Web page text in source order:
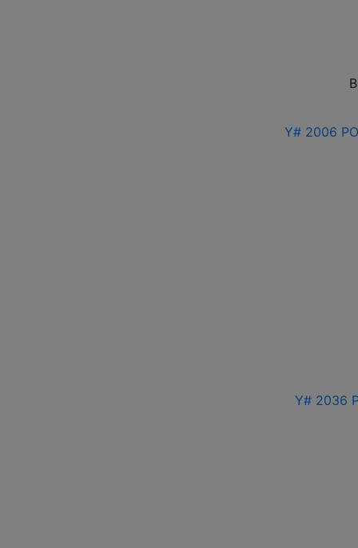
Y# 2006
Y# 2036